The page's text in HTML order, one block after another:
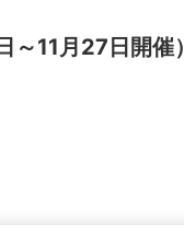
11月27日開催）